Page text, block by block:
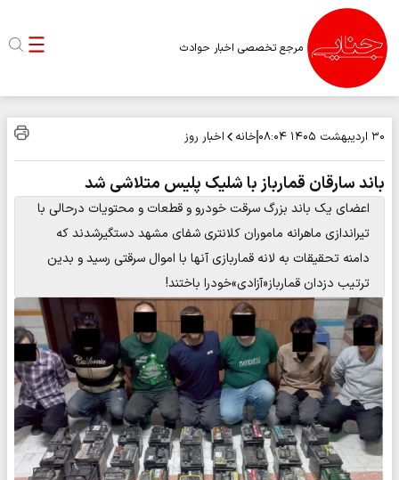
مرجع تخصصی اخبار حوادث
۳۰ اردیبهشت ۱۴۰۵ ۰۸:۰۴ خانه اخبار روز
باند سارقان قمارباز با شلیک پلیس متلاشی شد
اعضای یک باند بزرگ سرقت خودرو و قطعات و محتویات درحالی با
تیراندازی ماهرانه ماموران کلانتری شفای مشهد دستگیرشدند که
دامنه تحقیقات به لانه قماربازی آنها با اموال سرقتی رسید و بدین
ترتیب دزدان قمارباز«آزادی»خودرا باختند!